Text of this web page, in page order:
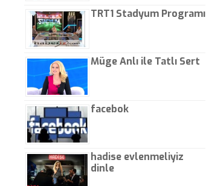
TRT1 Stadyum Programı
Müge Anlı ile Tatlı Sert
facebok
hadise evlenmeliyiz
dinle